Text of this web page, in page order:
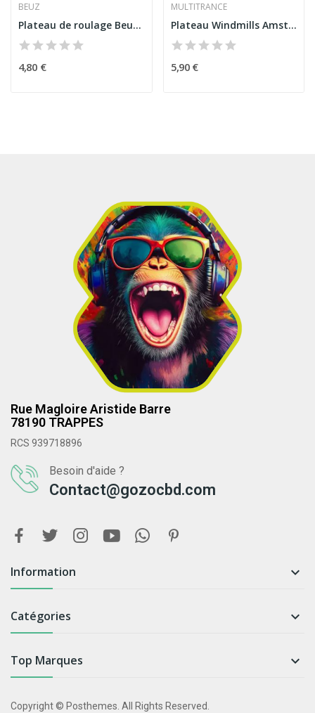
BEUZ
Plateau de roulage Beuz Bike PM
4,80 €
MULTITRANCE
Plateau Windmills Amsterdam | MULTITRANCE
5,90 €
Rue Magloire Aristide Barre
78190 TRAPPES
RCS 939718896
Besoin d'aide ?
Contact@gozocbd.com
Information 
Catégories 
Top Marques 
Copyright © Posthemes. All Rights Reserved.